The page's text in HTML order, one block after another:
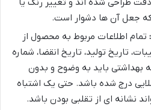
طراحی شده اند و تغییر رنگ یا
جعل آن ها دشوار است.
تمام اطلاعات مربوط به محصول از
تاریخ تولید، تاریخ انقضا، شماره
بهداشتی باید به وضوح و بدون
درج شده باشد. حتی یک اشتباه
نشانه ای از تقلبی بودن باشد.